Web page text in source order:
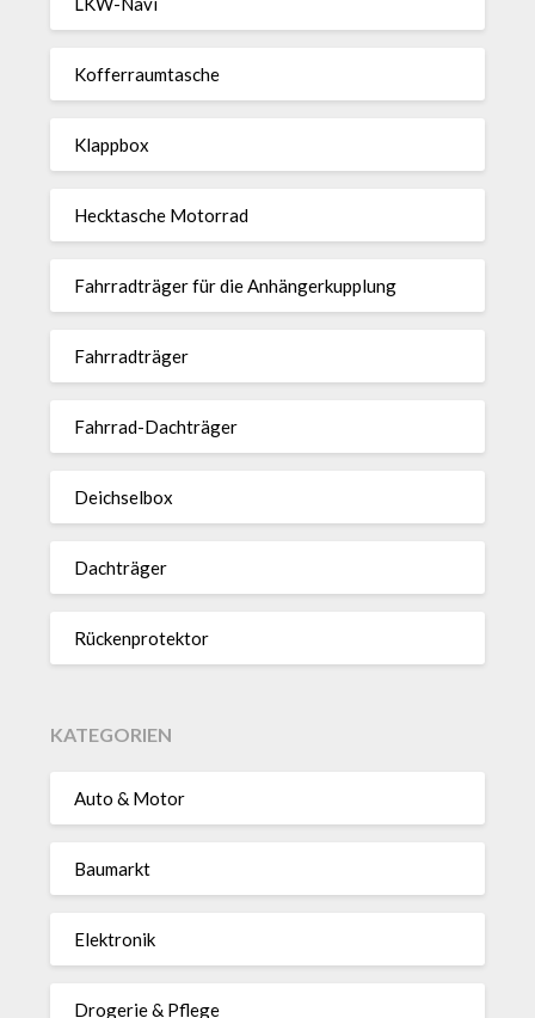
Kof­fer­raum­ta­sche
Klappbox
Heck­ta­sche Motorrad
Fahr­rad­träger für die Anhän­ger­kup­p­lung
Fahr­rad­träger
Fahrrad-Dach­träger
Deich­selbox
Dach­träger
Rücken­pro­tektor
KATEGORIEN
Auto & Motor
Baumarkt
Elektronik
Drogerie & Pflege